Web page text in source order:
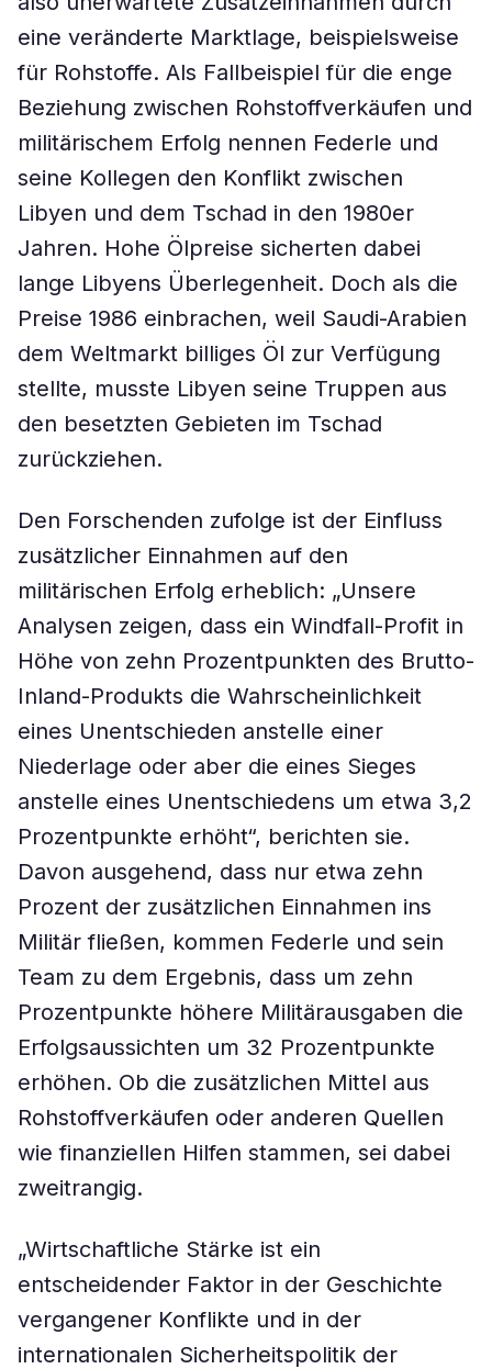
eine veränderte Marktlage, beispielsweise
für Rohstoffe. Als Fallbeispiel für die enge
Beziehung zwischen Rohstoffverkäufen und
militärischem Erfolg nennen Federle und
seine Kollegen den Konflikt zwischen
Libyen und dem Tschad in den 1980er
Jahren. Hohe Ölpreise sicherten dabei
lange Libyens Überlegenheit. Doch als die
Preise 1986 einbrachen, weil Saudi-Arabien
dem Weltmarkt billiges Öl zur Verfügung
stellte, musste Libyen seine Truppen aus
den besetzten Gebieten im Tschad
zurückziehen.
Den Forschenden zufolge ist der Einfluss
zusätzlicher Einnahmen auf den
militärischen Erfolg erheblich: „Unsere
Analysen zeigen, dass ein Windfall-Profit in
Höhe von zehn Prozentpunkten des Brutto-
Inland-Produkts die Wahrscheinlichkeit
eines Unentschieden anstelle einer
Niederlage oder aber die eines Sieges
anstelle eines Unentschiedens um etwa 3,2
Prozentpunkte erhöht“, berichten sie.
Davon ausgehend, dass nur etwa zehn
Prozent der zusätzlichen Einnahmen ins
Militär fließen, kommen Federle und sein
Team zu dem Ergebnis, dass um zehn
Prozentpunkte höhere Militärausgaben die
Erfolgsaussichten um 32 Prozentpunkte
erhöhen. Ob die zusätzlichen Mittel aus
Rohstoffverkäufen oder anderen Quellen
wie finanziellen Hilfen stammen, sei dabei
zweitrangig.
„Wirtschaftliche Stärke ist ein
entscheidender Faktor in der Geschichte
vergangener Konflikte und in der
internationalen Sicherheitspolitik der